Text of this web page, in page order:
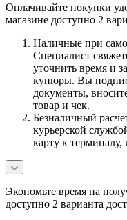
Оплачивайте покупки
магазине доступно 2
Наличные при
Специалист
уточнить время и
купюры. Вы
документы,
товар и чек.
Безналичный
курьерской
карту к
Экономьте время на
доступно 2 варианта